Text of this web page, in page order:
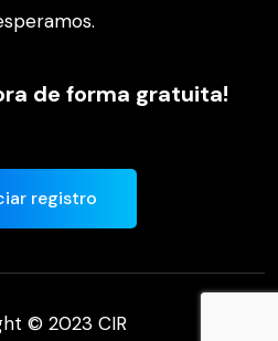
de forma gratuita!
registro
© 2023 CIR